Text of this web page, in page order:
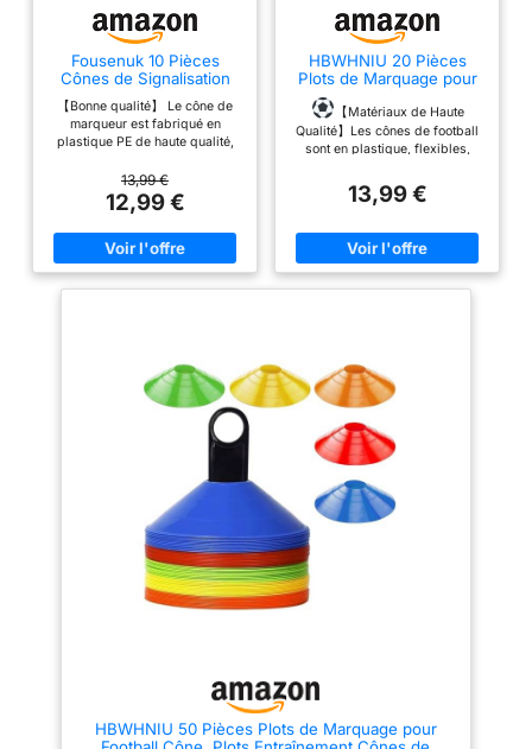
Fousenuk 10 Pièces
Cônes de Signalisation
17cm, Cônes
d'Entraînement de
Football, Plots de
Marquage, Support de
Cônes de Circulation
pour Sports, Jeux,
【Bonne qualité】 Le cône de
marqueur est fabriqué en
plastique PE de haute qualité,
haute visibilité, une décoloration
difficile, une bonne flexibilité,
une résistance aux chutes et à
la pression et une longue durée
de vie. 【Trou de stabilité】Il y
a 4 trous au bas de chaque
d'entraînement sont parfaits
pour divers entraînements et
jeux intérieurs et extérieurs.
Idéal pour marquer les limites
ou mettre en place des activités
football, le basket-ball, les
courses RC, l'entraînement de
patin à roulettes, l'entraînement
de chiens et plus encore.
【Léger et portable】 La
hauteur du cône marqueur est
de 17 cm et le diamètre du fond
est de 11 cm. Il est petit et léger.
10 x cônes de signalisation
adaptés pour que les enfants
13,99 €
12,99 €
HBWHNIU 20 Pièces
Plots de Marquage pour
Football Cône, Plots
Entraînement Cônes de
Marquage, avec Support
Noir, 5 Couleurs Plots
Entraînement Football
(20)
【Matériaux de Haute
Qualité】Les cônes de football
sont en plastique, flexibles,
faciles à user, réutilisables, pas
faciles à décolorer, étanches,
à la pression, très adaptés à
l'entraînement quotidien.
【Couleurs Vives】Les cônes
vives, bien visibles, ne se
décolorent pas facilement et
sont encore visibles de loin,
9cm de diamètre et 5cm de
hauteur, ce qui en fait un
accessoire idéal pour
l'entraînement de football.
【Rôle Important】Le cône
sportif est adapté aux exercices
de slalom, aux exercices de
parcours, les limites de jeu et
l'agilité et la coordination.
【Facile à Ranger】Le kit
livré avec des support noir qui
13,99 €
HBWHNIU 50 Pièces Plots de Marquage pour